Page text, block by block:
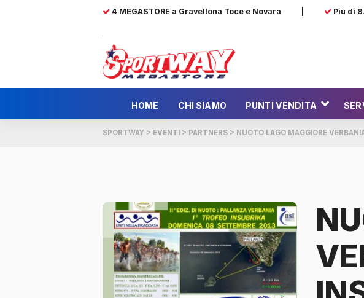
4 MEGASTORE a Gravellona Toce e Novara
Più di
HOME CHI SIAMO PUNTI VENDITA
SPORTWAY > EVENTI > PARTNERS > NUOTO LAGO MAGGIORE